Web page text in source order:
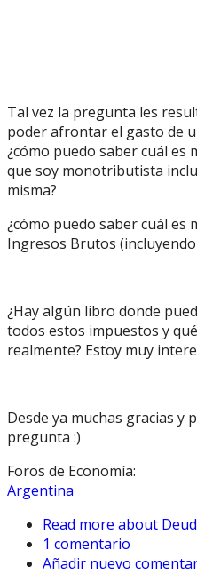
Tal vez la pregunta les
poder afrontar el gasto de
¿cómo puedo saber cuál es
que soy monotributista
misma?
¿cómo puedo saber cuál es
Ingresos Brutos
¿Hay algún libro donde
todos estos impuestos y
realmente? Estoy muy
Desde ya muchas gracias y
pregunta :)
Foros de Economía:
Argentina
Read more about
1 comentario
Añadir nuevo